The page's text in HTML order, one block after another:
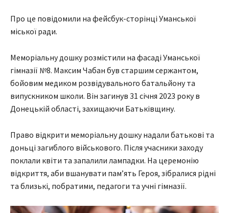
Про це повідомили на фейсбук-сторінці Уманської
міської ради.
Меморіальну дошку розмістили на фасаді Уманської
гімназії №8. Максим Чабан був старшим сержантом,
бойовим медиком розвідувального батальйону та
випускником школи. Він загинув 31 січня 2023 року в
Донецькій області, захищаючи Батьківщину.
Право відкрити меморіальну дошку надали батькові та
доньці загиблого військового. Після учасники заходу
поклали квіти та запалили лампадки. На церемонію
відкриття, аби вшанувати пам’ять Героя, зібралися рідні
та близькі, побратими, педагоги та учні гімназії.